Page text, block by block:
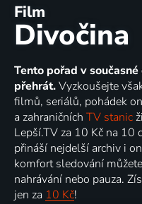
Film
Divočina
Tento pořad v
přehrát.Vyzkoušejte
filmů, seriálů, pohádek
a zahraničních TV stanic
Lepší.TV za 10 Kč na 10
přináší nejdelší archiv i
komfort sledování
nahrávání nebo pauza.
jen za 10 Kč!